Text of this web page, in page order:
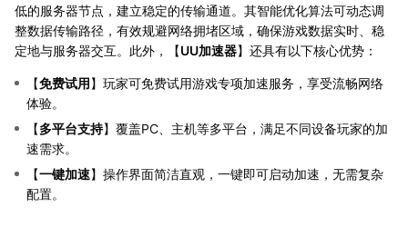
低的服务器节点，建立稳定的传输通道。其智能优化算法可动态调
整数据传输路径，有效规避网络拥堵区域，确保游戏数据实时、稳
定地与服务器交互。此外，【UU加速器】还具有以下核心优势：
【免费试用】玩家可免费试用游戏专项加速服务，享受流畅网络
体验。
【多平台支持】覆盖PC、主机等多平台，满足不同设备玩家的加
速需求。
【一键加速】操作界面简洁直观，一键即可启动加速，无需复杂
配置。